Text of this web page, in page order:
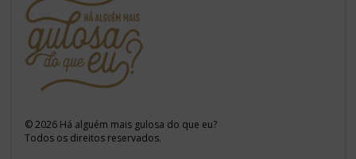
©2026 Há alguém mais gulosa do que eu?
Todos os direitos reservados.